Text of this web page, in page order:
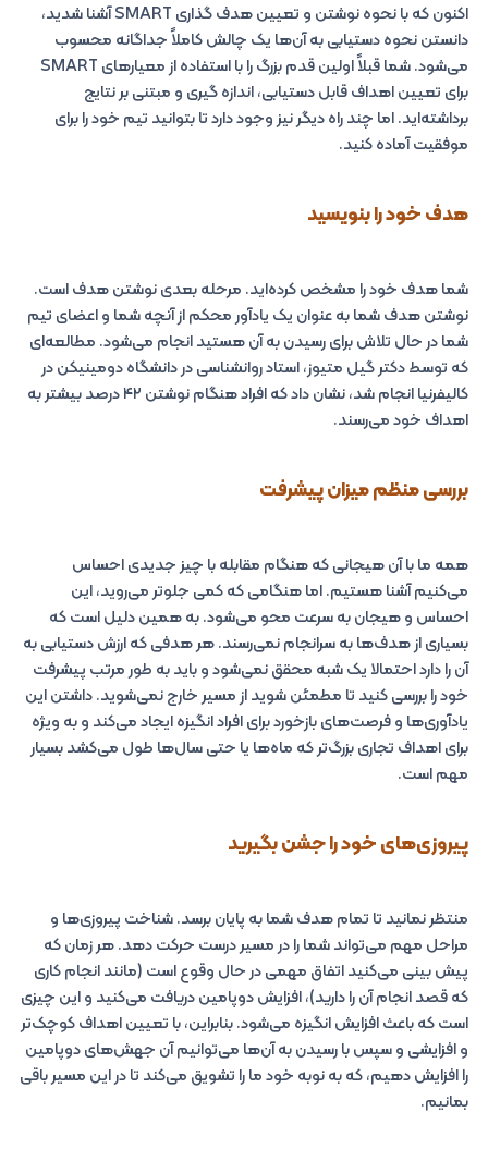
اکنون که با نحوه نوشتن و تعیین هدف گذاری SMART آشنا شدید،
دانستن نحوه دستیابی به آن‌ها یک چالش کاملاً جداگانه محسوب
می‌شود. شما قبلاً اولین قدم بزرگ را با استفاده از معیارهای SMART
برای تعیین اهداف قابل دستیابی، اندازه گیری و مبتنی بر نتایج
برداشته‌اید. اما چند راه دیگر نیز وجود دارد تا بتوانید تیم خود را برای
موفقیت آماده کنید.
هدف خود را بنویسید
شما هدف خود را مشخص کرده‌اید. مرحله بعدی نوشتن هدف است.
نوشتن هدف شما به عنوان یک یادآور محکم از آنچه شما و اعضای تیم
شما در حال تلاش برای رسیدن به آن هستید انجام می‌شود. مطالعه‌ای
که توسط دکتر گیل متیوز، استاد روانشناسی در دانشگاه دومینیکن در
کالیفرنیا انجام شد، نشان داد که افراد هنگام نوشتن ۴۲ درصد بیشتر به
اهداف خود می‌رسند.
بررسی منظم میزان پیشرفت
همه ما با آن هیجانی که هنگام مقابله با چیز جدیدی احساس
می‌کنیم آشنا هستیم. اما هنگامی که کمی جلوتر می‌روید، این
احساس و هیجان به سرعت محو می‌شود. به همین دلیل است که
بسیاری از هدف‌ها به سرانجام نمی‌رسند. هر هدفی که ارزش دستیابی به
آن را دارد احتمالا یک شبه محقق نمی‌شود و باید به طور مرتب پیشرفت
خود را بررسی کنید تا مطمئن شوید از مسیر خارج نمی‌شوید. داشتن این
یادآوری‌ها و فرصت‌های بازخورد برای افراد انگیزه ایجاد می‌کند و به ویژه
برای اهداف تجاری بزرگ‌تر که ماه‌ها یا حتی سال‌ها طول می‌کشد بسیار
مهم است.
پیروزی‌های خود را جشن بگیرید
منتظر نمانید تا تمام هدف شما به پایان برسد. شناخت پیروزی‌ها و
مراحل مهم می‌تواند شما را در مسیر درست حرکت دهد. هر زمان که
پیش بینی می‌کنید اتفاق مهمی در حال وقوع است (مانند انجام کاری
که قصد انجام آن را دارید)، افزایش دوپامین دریافت می‌کنید و این چیزی
است که باعث افزایش انگیزه می‌شود. بنابراین، با تعیین اهداف کوچک‌تر
و افزایشی و سپس با رسیدن به آن‌ها می‌توانیم آن جهش‌های دوپامین
را افزایش دهیم، که به نوبه خود ما را تشویق می‌کند تا در این مسیر باقی
بمانیم.